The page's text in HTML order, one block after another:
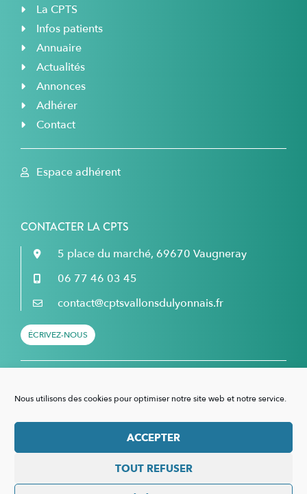
Nous utilisons des cookies pour optimiser notre site web et notre service.
ACCEPTER
TOUT REFUSER
La CPTS
Infos patients
Annuaire
Actualités
Annonces
Adhérer
Contact
Espace adhérent
CONTACTER LA CPTS
5 place du marché, 69670 Vaugneray
06 77 46 03 45
contact@cptsvallonsdulyonnais.fr
ÉCRIVEZ-NOUS
Mentions légales–Politique de confidentialité–Politique de cookies